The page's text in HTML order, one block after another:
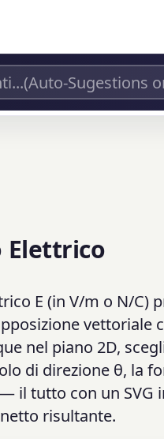
Elettrico
E (in V/m o N/
nel piano 2D,
di direzione θ, la
il tutto con un
risultante.